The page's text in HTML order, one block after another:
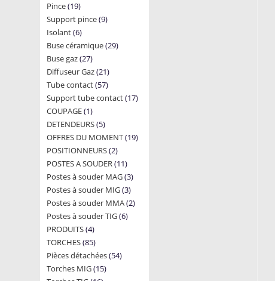
Pince 1919
products
Support pince 99
Isolant 66
products
Buse céramique 2929
Buse gaz 2727
products
Diffuseur Gaz 2121
products
Tube contact 5757
products
Support tube contact 1717
COUPAGE 11
product
DETENDEURS 55
products
OFFRES DU MOMENT 1919
POSITIONNEURS 22
products
POSTES A SOUDER 1111
products
Postes à souder MAG 33
products
Postes à souder MIG 33
products
Postes à souder MMA 22
Postes à souder TIG 66
PRODUITS 44
products
TORCHES 8585
products
Pièces détachées 5454
Torches MIG 1515